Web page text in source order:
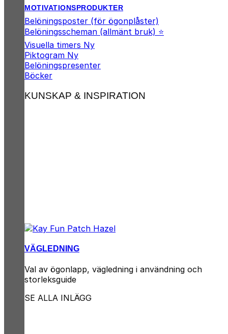
MOTIVATIONSPRODUKTER
Belöningsposter (för ögonplåster)
Belöningsscheman (allmänt bruk) ⭐
Visuella timers
Piktogram
Belöningspresenter
Böcker
KUNSKAP & INSPIRATION
VÄGLEDNING
Val av ögonlapp, vägledning i användning och
storleksguide
SE ALLA INLÄGG